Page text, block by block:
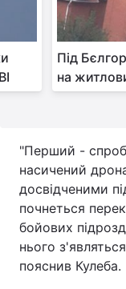
Під
на
"Перший -
насичений
досвідченими
почнеться
бойових
нього
пояснив Кулеба.